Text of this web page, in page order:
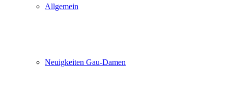
Allgemein
Neuigkeiten Gau-Damen